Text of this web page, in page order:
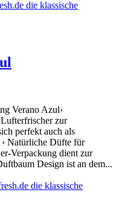
Verano Azul›
zur
perfekt auch als
Natürliche Düfte für
Verpackung dient zur
Design ist an dem...